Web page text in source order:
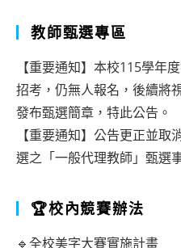
教師甄選專區
【重要通知】本校115學年
招考，仍無人報名，後續將
發布甄選簡章，特此公告。
【重要通知】公告更正並
選之「一般代理教師」甄選
🏆校內競賽辦法
🔹全校美字大賽實施計畫